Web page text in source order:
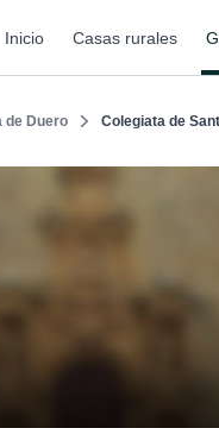
Inicio Casas rurales
de Duero Colegiata de